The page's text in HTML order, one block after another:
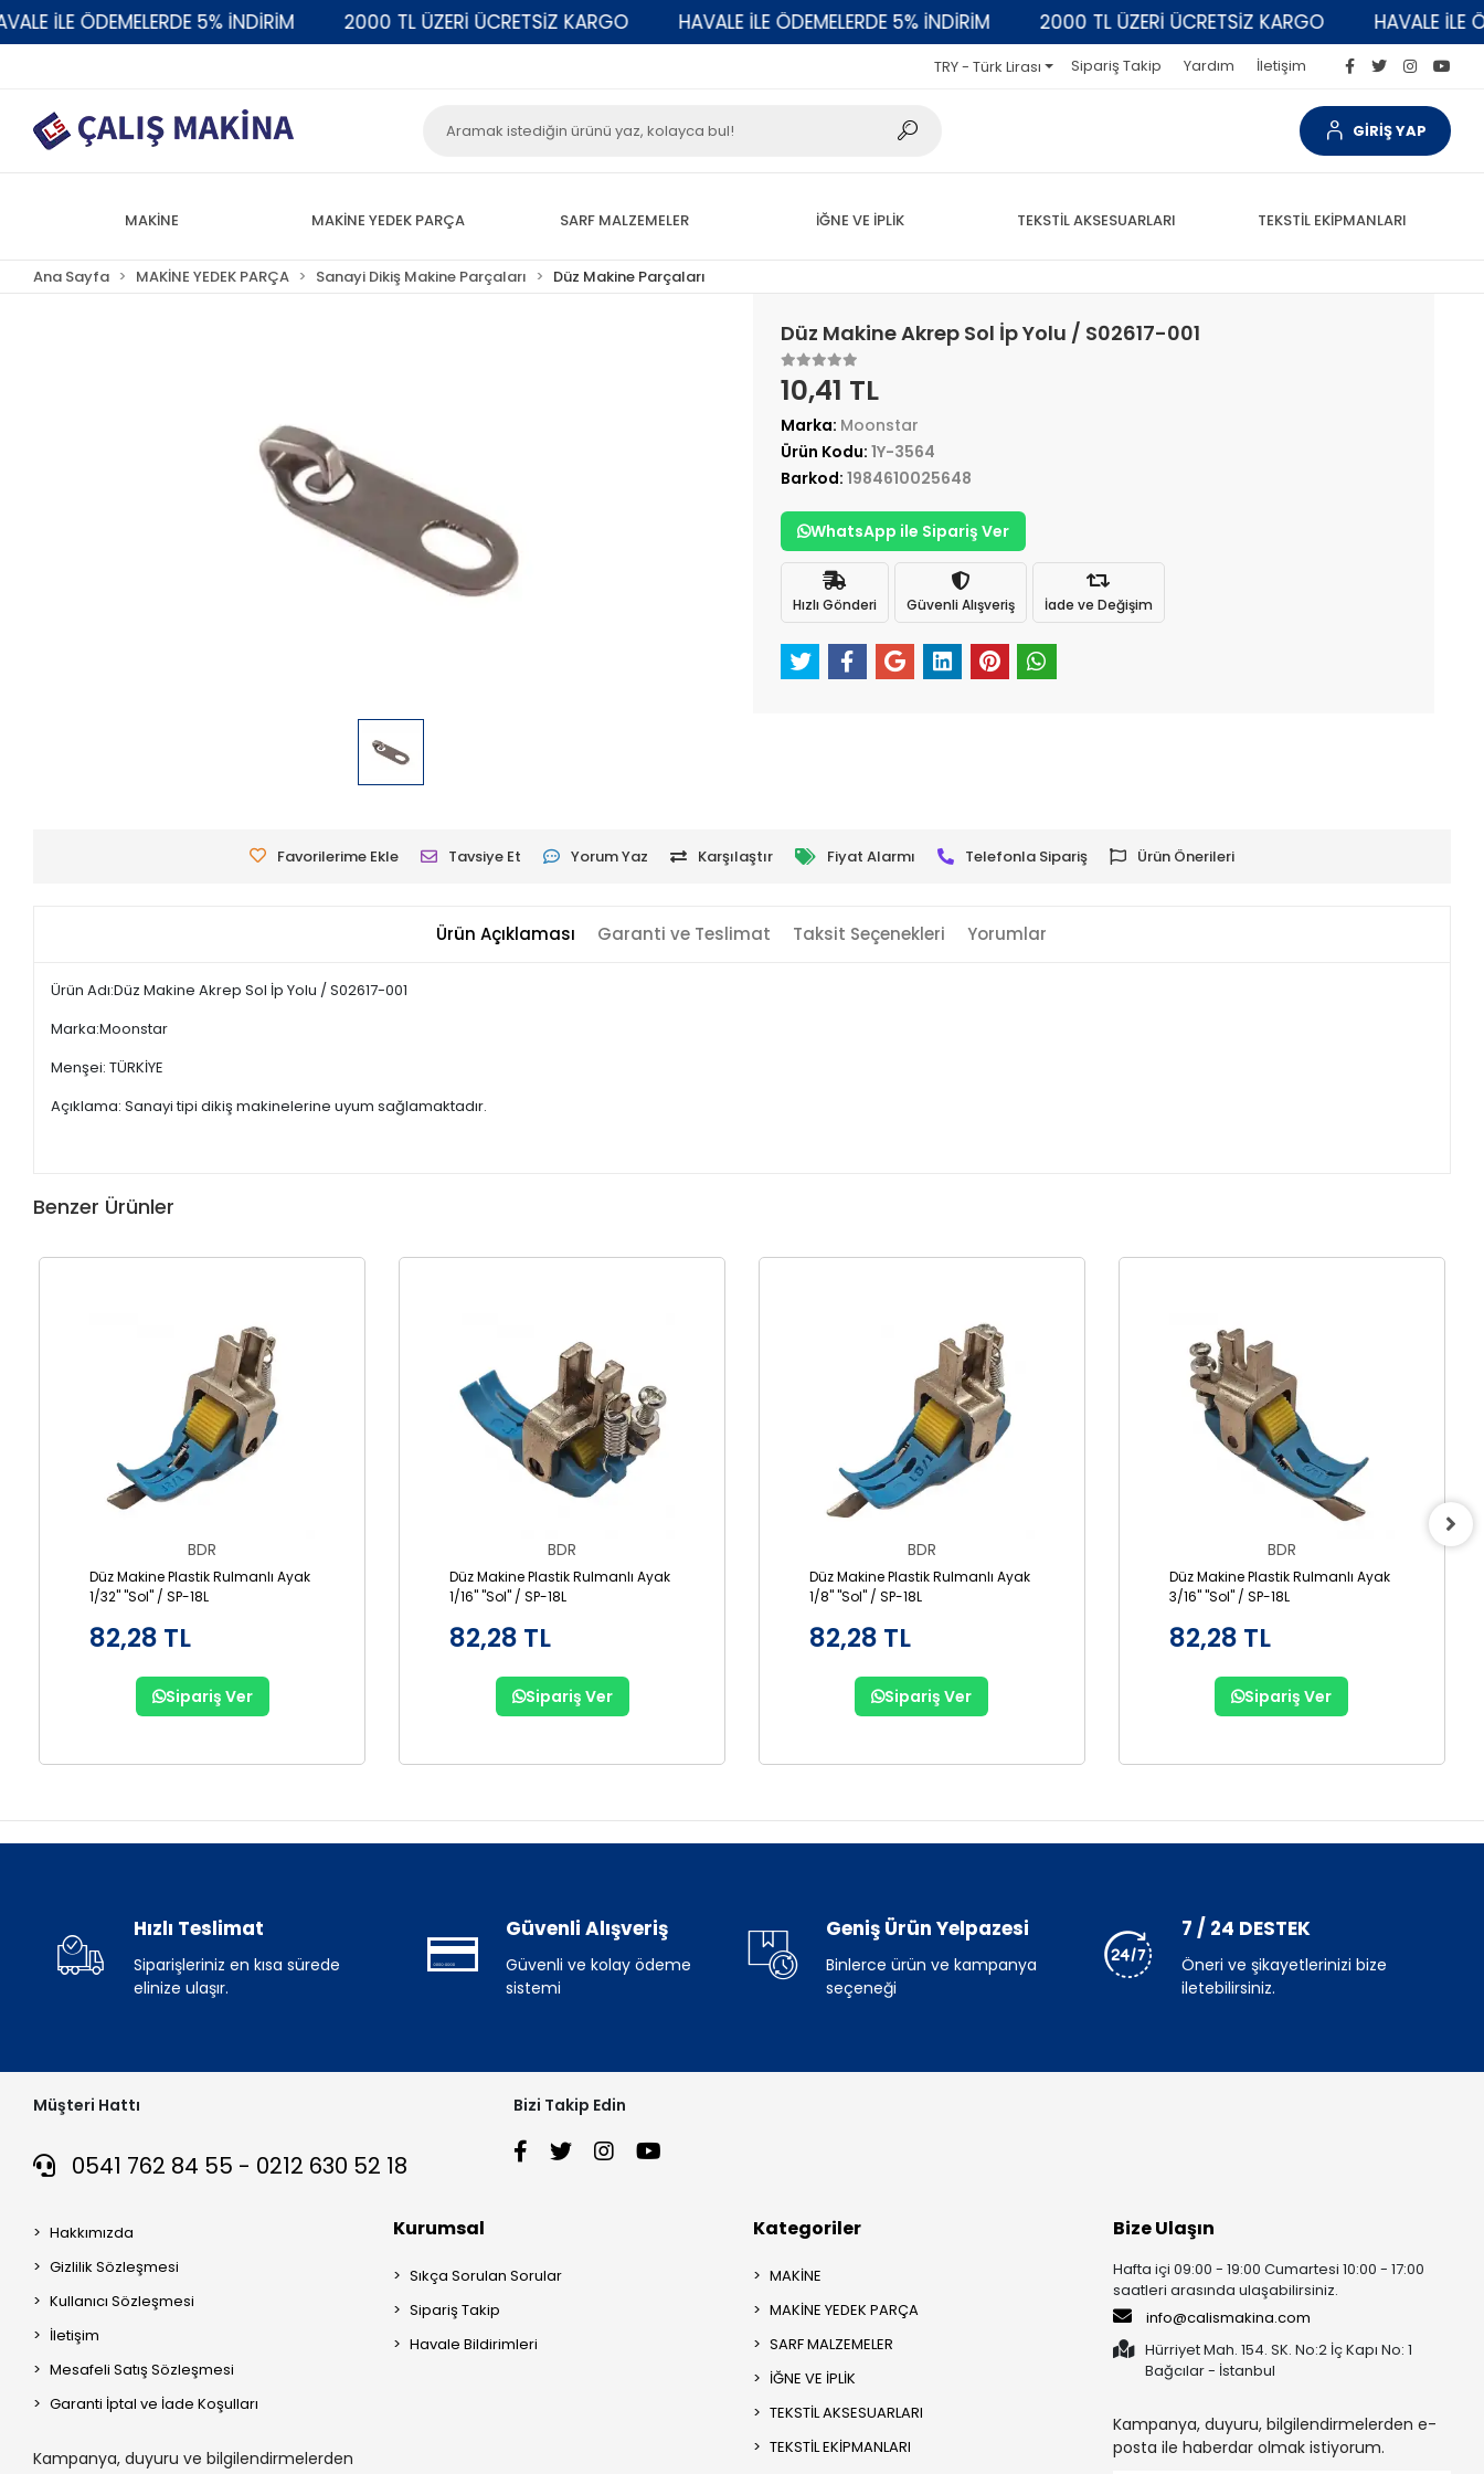
İLE ÖDEMELERDE 5% İNDİRİM 2000 TL ÜZERİ ÜCRETSİZ KARGO HAVALE İLE ÖDEMELERDE 5% İNDİRİM 2000 TL ÜZERİ ÜCRETSİZ KARGO HAVALE İLE
TRY - Türk Lirası Sipariş Takip Yardım İletişim
GİRİŞ YAP
MAKİNE MAKİNE YEDEK PARÇA SARF MALZEMELER İĞNE VE İPLİK TEKSTİL AKSESUARLARI TEKSTİL EKİPMANLARI
Ana Sayfa MAKİNE YEDEK PARÇA Sanayi Dikiş Makine Parçaları Düz Makine Parçaları
Düz Makine Akrep Sol İp Yolu / S02617-001
10,41 TL
Marka: Moonstar
Ürün Kodu: 1Y-3564
Barkod: 1984610025648
WhatsApp ile Sipariş Ver
Hızlı Gönderi Güvenli Alışveriş İade ve Değişim
Favorilerime Ekle Tavsiye Et Yorum Yaz Karşılaştır Fiyat Alarmı Telefonla Sipariş Ürün Önerileri
Ürün Açıklaması Garanti ve Teslimat Taksit Seçenekleri Yorumlar
Ürün Adı:Düz Makine Akrep Sol İp Yolu / S02617-001
Marka:Moonstar
Menşei: TÜRKİYE
Açıklama: Sanayi tipi dikiş makinelerine uyum sağlamaktadır.
Benzer Ürünler
BDR
Düz Makine Plastik Rulmanlı Ayak
1/32" "Sol" / SP-18L
82,28 TL
Sipariş Ver
BDR
Düz Makine Plastik Rulmanlı Ayak
1/16" "Sol" / SP-18L
82,28 TL
Sipariş Ver
BDR
Düz Makine Plastik Rulmanlı Ayak
1/8" "Sol" / SP-18L
82,28 TL
Sipariş Ver
BDR
Düz Makine Plastik Rulmanlı Ayak
3/16" "Sol" / SP-18L
82,28 TL
Sipariş Ver
Hızlı Teslimat
Siparişleriniz en kısa sürede
elinize ulaşır.
Güvenli Alışveriş
Güvenli ve kolay ödeme
sistemi
Geniş Ürün Yelpazesi
Binlerce ürün ve kampanya
seçeneği
7 / 24 DESTEK
Öneri ve şikayetlerinizi bize
iletebilirsiniz.
Müşteri Hattı
0541 762 84 55 - 0212 630 52 18
Bizi Takip Edin
Hakkımızda
Gizlilik Sözleşmesi
Kullanıcı Sözleşmesi
İletişim
Mesafeli Satış Sözleşmesi
Garanti İptal ve İade Koşulları
Kampanya, duyuru ve bilgilendirmelerden
Kurumsal
Sıkça Sorulan Sorular
Sipariş Takip
Havale Bildirimleri
Kategoriler
MAKİNE
MAKİNE YEDEK PARÇA
SARF MALZEMELER
İĞNE VE İPLİK
TEKSTİL AKSESUARLARI
TEKSTİL EKİPMANLARI
Bize Ulaşın
Hafta içi 09:00 - 19:00 Cumartesi 10:00 - 17:00
saatleri arasında ulaşabilirsiniz.
info@calismakina.com
Hürriyet Mah. 154. SK. No:2 İç Kapı No: 1
Bağcılar - İstanbul
Kampanya, duyuru, bilgilendirmelerden e-
posta ile haberdar olmak istiyorum.